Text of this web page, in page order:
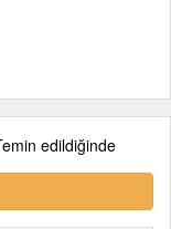
edildiğinde